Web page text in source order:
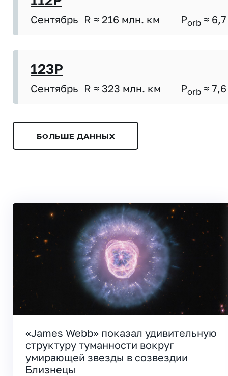
Сентябрь R ≈ 216 млн. км Porb ≈ 6,7
123P
Сентябрь R ≈ 323 млн. км Porb ≈ 7,6
БОЛЬШЕ ДАННЫХ
«James Webb» показал удивительную
структуру туманности вокруг
умирающей звезды в созвездии
Близнецы